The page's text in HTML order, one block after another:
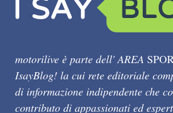
motorilive è parte dell' AREA
IsayBlog! la cui rete editoriale
di informazione indipendente che
contributo di appassionati ed